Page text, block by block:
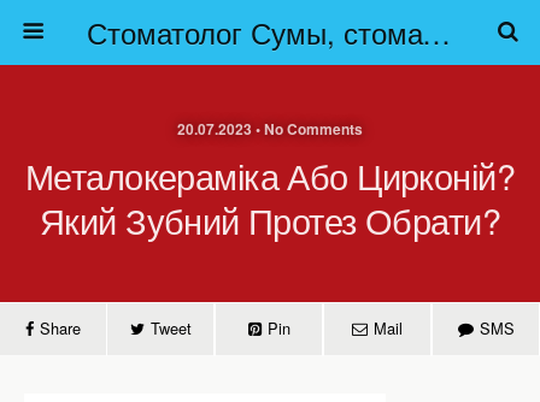
Стоматолог Сумы, стоматологические клиники Сумы, детская стоматология в Сумах. | Частная стоматология Сумы
20.07.2023 • No Comments
Металокераміка Або Цирконій?
Який Зубний Протез Обрати?
Share Tweet Pin Mail SMS